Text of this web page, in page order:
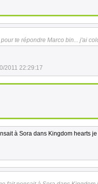
te répondre Marco bin... j'ai
2011 22:29:17
à Sora dans Kingdom hearts